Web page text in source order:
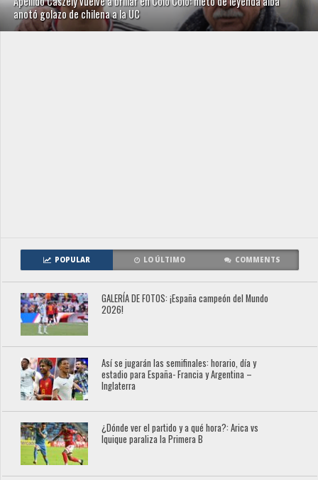
anotó golazo de chilena a la UC
POPULAR LO ÚLTIMO COMMENTS
GALERÍA DE FOTOS: ¡España campeón del Mundo
2026!
Así se jugarán las semifinales: horario, día y
estadio para España- Francia y Argentina –
Inglaterra
¿Dónde ver el partido y a qué hora?: Arica vs
Iquique paraliza la Primera B